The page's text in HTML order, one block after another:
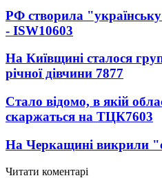
РФ створила
- ISW10603
На Київщині сталося
річної дівчини 7877
Стало відомо, в якій
скаржаться на ТЦК7603
На Черкащині викрили
Читати коментарі